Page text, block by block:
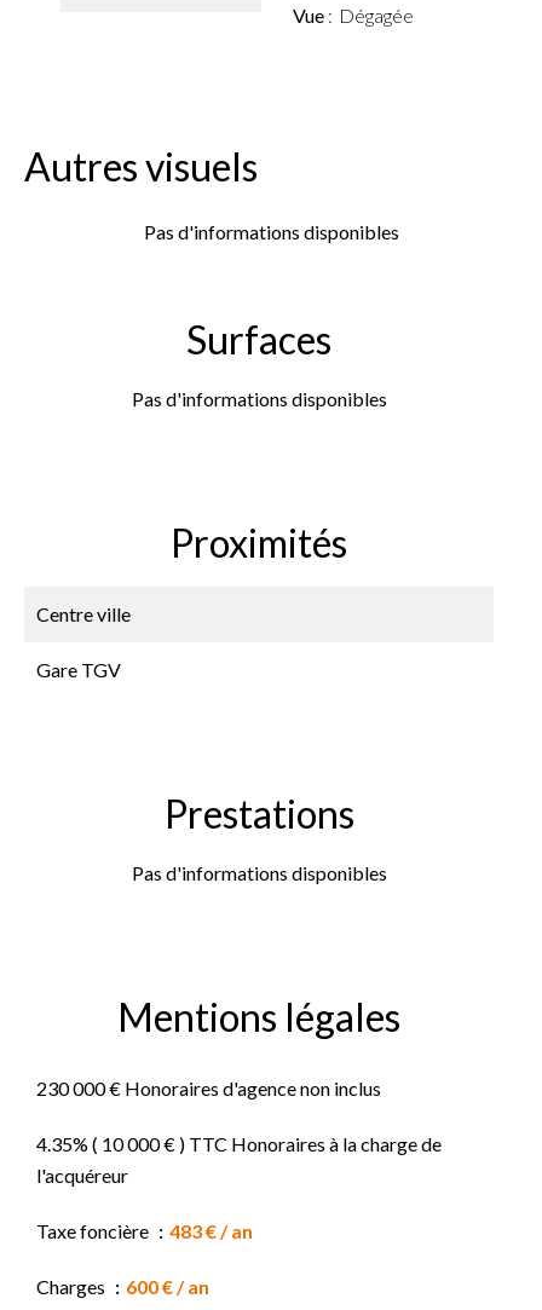
Vue Dégagée
Autres visuels
Pas d'informations disponibles
Surfaces
Pas d'informations disponibles
Proximités
Centre ville
Gare TGV
Prestations
Pas d'informations disponibles
Mentions légales
230 000 € Honoraires d'agence non inclus
4.35% ( 10 000 € ) TTC Honoraires à la charge de
l'acquéreur
Taxe foncière 483 € / an
Charges 600 € / an